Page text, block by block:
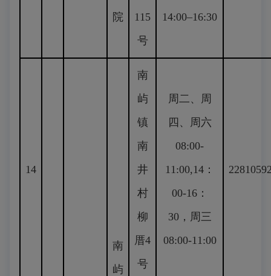
院
115
号
14:00–16:30
14
南
屿
南
屿
镇
南
井
村
柳
厝4
号
周二、周
四、周六
08:00-
11:00,14：
00-16：
30，周三
08:00-11:00